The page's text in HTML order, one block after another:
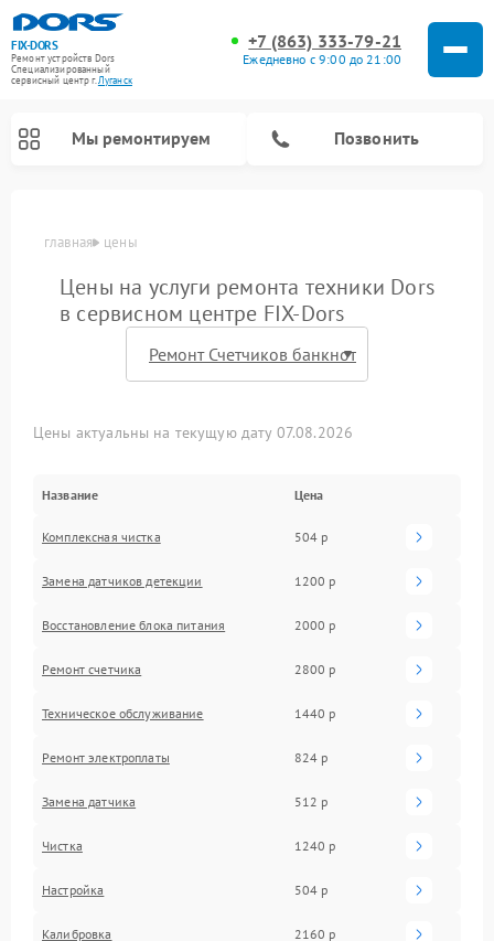
FIX-DORS
Ремонт устройств Dors
Специализированный
cервисный центр г.Луганск
+7 (863) 333-79-21
Ежедневно с 9:00 до 21:00
Мы ремонтируем Позвонить
главная цены
Цены на услуги ремонта техники Dors
в сервисном центре FIX-Dors
Цены актуальны на текущую дату 07.08.2026
Название Цена
Комплексная чистка 504 р
Замена датчиков детекции 1200 р
Восстановление блока питания 2000 р
Ремонт счетчика 2800 р
Техническое обслуживание 1440 р
Ремонт электроплаты 824 р
Замена датчика 512 р
Чистка 1240 р
Настройка 504 р
Калибровка 2160 р